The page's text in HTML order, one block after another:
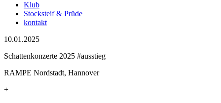
Klub
Stocksteif & Prüde
kontakt
10.01.2025
Schattenkonzerte 2025 #ausstieg
RAMPE Nordstadt, Hannover
+